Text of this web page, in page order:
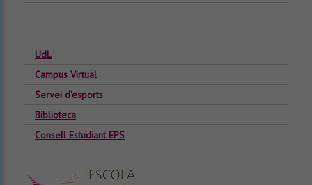
UdL
Campus Virtual
Servei d'esports
Biblioteca
Consell Estudiant EPS